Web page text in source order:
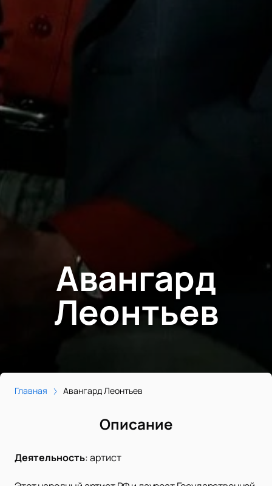
Авангард
Леонтьев
Главная Авангард Леонтьев
Описание
Деятельность:артист